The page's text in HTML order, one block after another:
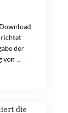
der
von ...
die